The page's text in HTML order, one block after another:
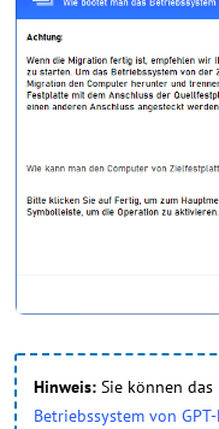
Hinweis: Sie können das
Betriebssystem von